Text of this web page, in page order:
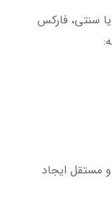
سنتی، فارکس
مستقل ایجاد